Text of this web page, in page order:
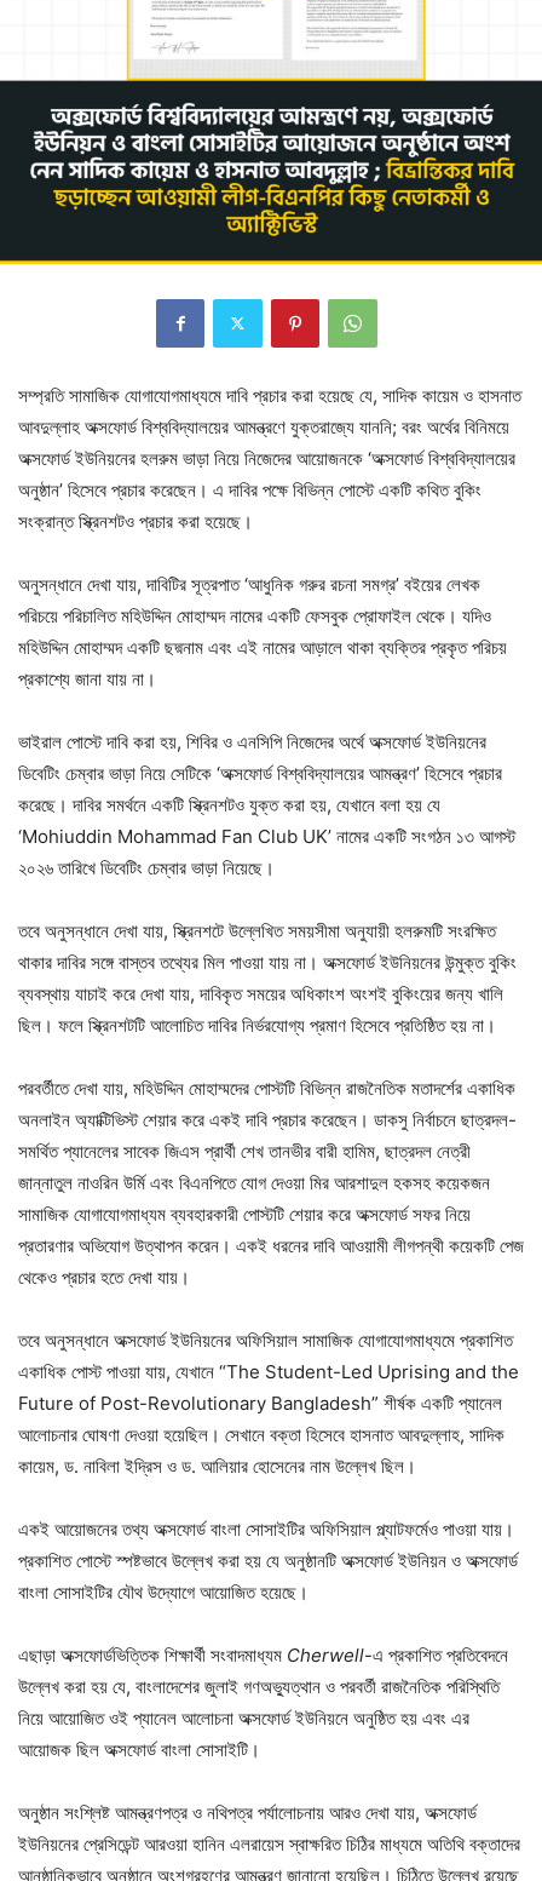
সম্প্রতি সামাজিক যোগাযোগমাধ্যমে দাবি প্রচার করা হয়েছে যে, সাদিক কায়েম ও হাসনাত
আবদুল্লাহ অক্সফোর্ড বিশ্ববিদ্যালয়ের আমন্ত্রণে যুক্তরাজ্যে যাননি; বরং অর্থের বিনিময়ে
অক্সফোর্ড ইউনিয়নের হলরুম ভাড়া নিয়ে নিজেদের আয়োজনকে ‘অক্সফোর্ড বিশ্ববিদ্যালয়ের
অনুষ্ঠান’ হিসেবে প্রচার করেছেন। এ দাবির পক্ষে বিভিন্ন পোস্টে একটি কথিত বুকিং
সংক্রান্ত স্ক্রিনশটও প্রচার করা হয়েছে।
অনুসন্ধানে দেখা যায়, দাবিটির সূত্রপাত ‘আধুনিক গরুর রচনা সমগ্র’ বইয়ের লেখক
পরিচয়ে পরিচালিত মহিউদ্দিন মোহাম্মদ নামের একটি ফেসবুক প্রোফাইল থেকে। যদিও
মহিউদ্দিন মোহাম্মদ একটি ছদ্মনাম এবং এই নামের আড়ালে থাকা ব্যক্তির প্রকৃত পরিচয়
প্রকাশ্যে জানা যায় না।
ভাইরাল পোস্টে দাবি করা হয়, শিবির ও এনসিপি নিজেদের অর্থে অক্সফোর্ড ইউনিয়নের
ডিবেটিং চেম্বার ভাড়া নিয়ে সেটিকে ‘অক্সফোর্ড বিশ্ববিদ্যালয়ের আমন্ত্রণ’ হিসেবে প্রচার
করেছে। দাবির সমর্থনে একটি স্ক্রিনশটও যুক্ত করা হয়, যেখানে বলা হয় যে
‘Mohiuddin Mohammad Fan Club UK’ নামের একটি সংগঠন ১৩ আগস্ট
২০২৬ তারিখে ডিবেটিং চেম্বার ভাড়া নিয়েছে।
তবে অনুসন্ধানে দেখা যায়, স্ক্রিনশটে উল্লেখিত সময়সীমা অনুযায়ী হলরুমটি সংরক্ষিত
থাকার দাবির সঙ্গে বাস্তব তথ্যের মিল পাওয়া যায় না। অক্সফোর্ড ইউনিয়নের উন্মুক্ত বুকিং
ব্যবস্থায় যাচাই করে দেখা যায়, দাবিকৃত সময়ের অধিকাংশ অংশই বুকিংয়ের জন্য খালি
ছিল। ফলে স্ক্রিনশটটি আলোচিত দাবির নির্ভরযোগ্য প্রমাণ হিসেবে প্রতিষ্ঠিত হয় না।
পরবর্তীতে দেখা যায়, মহিউদ্দিন মোহাম্মদের পোস্টটি বিভিন্ন রাজনৈতিক মতাদর্শের একাধিক
অনলাইন অ্যাক্টিভিস্ট শেয়ার করে একই দাবি প্রচার করেছেন। ডাকসু নির্বাচনে ছাত্রদল-
সমর্থিত প্যানেলের সাবেক জিএস প্রার্থী শেখ তানভীর বারী হামিম, ছাত্রদল নেত্রী
জান্নাতুল নাওরিন উর্মি এবং বিএনপিতে যোগ দেওয়া মির আরশাদুল হকসহ কয়েকজন
সামাজিক যোগাযোগমাধ্যম ব্যবহারকারী পোস্টটি শেয়ার করে অক্সফোর্ড সফর নিয়ে
প্রতারণার অভিযোগ উত্থাপন করেন। একই ধরনের দাবি আওয়ামী লীগপন্থী কয়েকটি পেজ
থেকেও প্রচার হতে দেখা যায়।
তবে অনুসন্ধানে অক্সফোর্ড ইউনিয়নের অফিসিয়াল সামাজিক যোগাযোগমাধ্যমে প্রকাশিত
একাধিক পোস্ট পাওয়া যায়, যেখানে “The Student-Led Uprising and the
Future of Post-Revolutionary Bangladesh” শীর্ষক একটি প্যানেল
আলোচনার ঘোষণা দেওয়া হয়েছিল। সেখানে বক্তা হিসেবে হাসনাত আবদুল্লাহ, সাদিক
কায়েম, ড. নাবিলা ইদ্রিস ও ড. আলিয়ার হোসেনের নাম উল্লেখ ছিল।
একই আয়োজনের তথ্য অক্সফোর্ড বাংলা সোসাইটির অফিসিয়াল প্ল্যাটফর্মেও পাওয়া যায়।
প্রকাশিত পোস্টে স্পষ্টভাবে উল্লেখ করা হয় যে অনুষ্ঠানটি অক্সফোর্ড ইউনিয়ন ও অক্সফোর্ড
বাংলা সোসাইটির যৌথ উদ্যোগে আয়োজিত হয়েছে।
এছাড়া অক্সফোর্ডভিত্তিক শিক্ষার্থী সংবাদমাধ্যম Cherwell-এ প্রকাশিত প্রতিবেদনে
উল্লেখ করা হয় যে, বাংলাদেশের জুলাই গণঅভ্যুত্থান ও পরবর্তী রাজনৈতিক পরিস্থিতি
নিয়ে আয়োজিত ওই প্যানেল আলোচনা অক্সফোর্ড ইউনিয়নে অনুষ্ঠিত হয় এবং এর
আয়োজক ছিল অক্সফোর্ড বাংলা সোসাইটি।
অনুষ্ঠান সংশ্লিষ্ট আমন্ত্রণপত্র ও নথিপত্র পর্যালোচনায় আরও দেখা যায়, অক্সফোর্ড
ইউনিয়নের প্রেসিডেন্ট আরওয়া হানিন এলরায়েস স্বাক্ষরিত চিঠির মাধ্যমে অতিথি বক্তাদের
আনুষ্ঠানিকভাবে অনুষ্ঠানে অংশগ্রহণের আমন্ত্রণ জানানো হয়েছিল। চিঠিতে উল্লেখ রয়েছে